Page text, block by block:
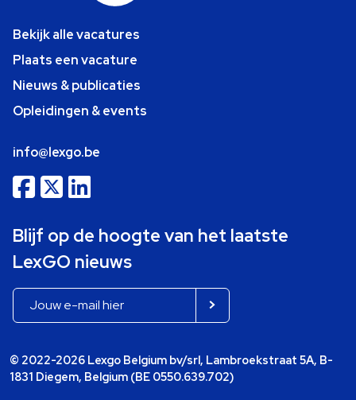
Bekijk alle vacatures
Plaats een vacature
Nieuws & publicaties
Opleidingen & events
info@lexgo.be
Blijf op de hoogte van het laatste
LexGO nieuws
© 2022-2026 Lexgo Belgium bv/srl, Lambroekstraat 5A, B-
1831 Diegem, Belgium (BE 0550.639.702)